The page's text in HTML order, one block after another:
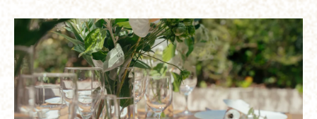
引出物：-
写真：⚪︎ 印刷物：-
サービス料：⚪︎
その他：-
備考
※料金は税込みです ※特典適応条件あ
ご成約済みの方は本プランをご利用い